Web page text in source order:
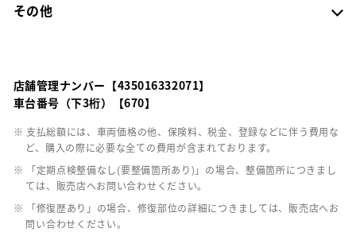
その他
店舗管理ナンバー【435016332071】
車台番号（下3桁）【670】
※ 支払総額には、車両価格の他、保険料、税金、登録などに伴う費用な
ど、購入の際に必要な全ての費用が含まれております。
※ 「定期点検整備なし(要整備箇所あり)」の場合、整備箇所につきまし
ては、販売店へお問い合わせください。
※ 「修復歴あり」の場合、修復部位の詳細につきましては、販売店へお
問い合わせください。